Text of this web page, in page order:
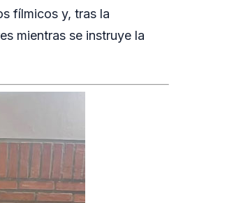
fílmicos y, tras la
mientras se instruye la